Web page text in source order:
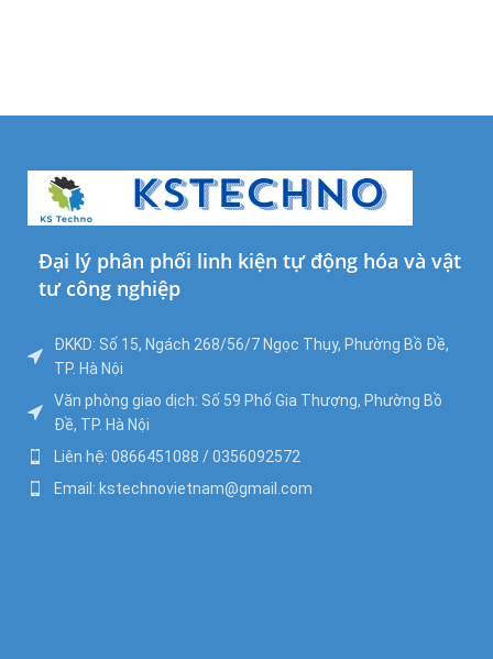
Đại lý phân phối linh kiện tự động hóa và vật
tư công nghiệp
ĐKKD: Số 15, Ngách 268/56/7 Ngọc Thụy, Phường Bồ Đề,
TP. Hà Nội
Văn phòng giao dịch: Số 59 Phố Gia Thượng, Phường Bồ
Đề, TP. Hà Nội
Liên hệ: 0866451088 / 0356092572
Email: kstechnovietnam@gmail.com